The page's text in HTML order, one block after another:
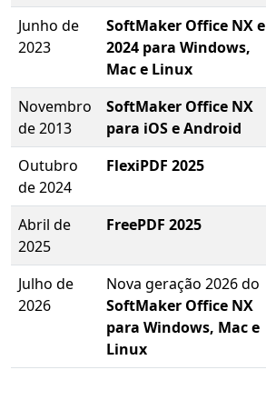
Junho de
2023
SoftMaker Office NX e
2024 para Windows,
Mac e Linux
Novembro
de 2013
SoftMaker Office NX
para iOS e Android
Outubro
de 2024
FlexiPDF 2025
Abril de
2025
FreePDF 2025
Julho de
2026
Nova geração 2026 do
SoftMaker Office NX
para Windows, Mac e
Linux